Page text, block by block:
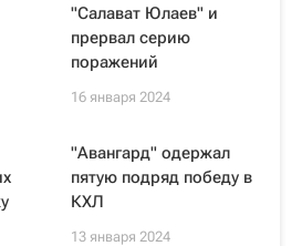
"Салават Юлаев" и
прервал серию
поражений
16 января 2024
"Авангард" одержал
пятую подряд победу в
КХЛ
13 января 2024